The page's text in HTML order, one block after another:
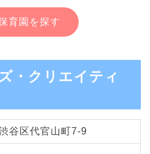
育園を探す
・クリエイティ
谷区代官山町7-9